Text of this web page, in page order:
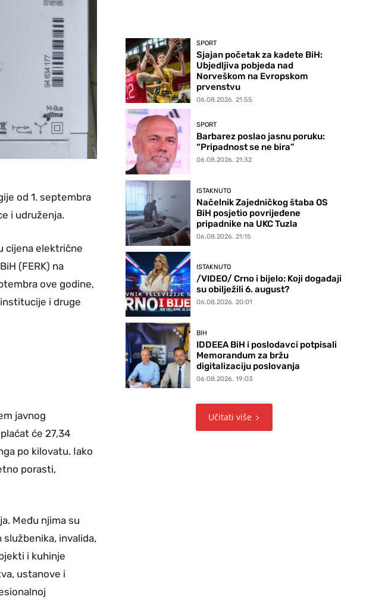
od 1. septembra
i udruženja.
cijena električne
(FERK) na
ove godine,
i druge
javnog
će 27,34
po kilovatu. Iako
porasti,
Među njima su
invalida,
i kuhinje
ustanove i
SPORT
Sjajan početak za kadete BiH:
Ubjedljiva pobjeda nad
Norveškom na Evropskom
prvenstvu
06.08.2026. 21:55
SPORT
Barbarez poslao jasnu poruku:
“Pripadnost se ne bira”
06.08.2026. 21:32
ISTAKNUTO
Načelnik Zajedničkog štaba OS
BiH posjetio povrijeđene
pripadnike na UKC Tuzla
06.08.2026. 21:15
ISTAKNUTO
/VIDEO/ Crno i bijelo: Koji događaji
su obilježili 6. august?
06.08.2026. 20:01
BIH
IDDEEA BiH i poslodavci potpisali
Memorandum za bržu
digitalizaciju poslovanja
06.08.2026. 19:03
Učitati više